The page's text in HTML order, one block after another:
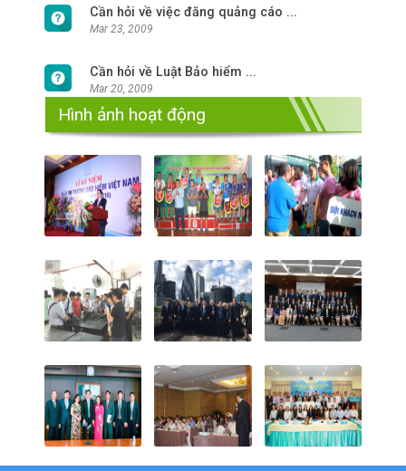
Cần hỏi về việc đăng quảng cáo ...
Mar 23, 2009
Cần hỏi về Luật Bảo hiểm ...
Mar 20, 2009
Hình ảnh hoạt động